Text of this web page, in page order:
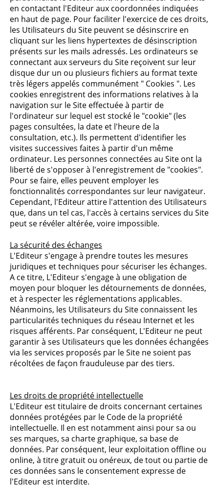
en contactant l'Editeur aux coordonnées indiquées
en haut de page. Pour faciliter l'exercice de ces droits,
les Utilisateurs du Site peuvent se désinscrire en
cliquant sur les liens hypertextes de désinscription
présents sur les mails adressés. Les ordinateurs se
connectant aux serveurs du Site reçoivent sur leur
disque dur un ou plusieurs fichiers au format texte
très légers appelés communément " Cookies ". Les
cookies enregistrent des informations relatives à la
navigation sur le Site effectuée à partir de
l'ordinateur sur lequel est stocké le "cookie" (les
pages consultées, la date et l'heure de la
consultation, etc.). Ils permettent d'identifier les
visites successives faites à partir d'un même
ordinateur. Les personnes connectées au Site ont la
liberté de s'opposer à l'enregistrement de "cookies".
Pour se faire, elles peuvent employer les
fonctionnalités correspondantes sur leur navigateur.
Cependant, l'Editeur attire l'attention des Utilisateurs
que, dans un tel cas, l'accès à certains services du Site
peut se révéler altérée, voire impossible.
La sécurité des échanges
L'Editeur s'engage à prendre toutes les mesures
juridiques et techniques pour sécuriser les échanges.
A ce titre, L'Editeur s'engage à une obligation de
moyen pour bloquer les détournements de données,
et à respecter les réglementations applicables.
Néanmoins, les Utilisateurs du Site connaissent les
particularités techniques du réseau Internet et les
risques afférents. Par conséquent, L'Editeur ne peut
garantir à ses Utilisateurs que les données échangées
via les services proposés par le Site ne soient pas
récoltées de façon frauduleuse par des tiers.
Les droits de propriété intellectuelle
L'Editeur est titulaire de droits concernant certaines
données protégées par le Code de la propriété
intellectuelle. Il en est notamment ainsi pour sa ou
ses marques, sa charte graphique, sa base de
données. Par conséquent, leur exploitation offline ou
online, à titre gratuit ou onéreux, de tout ou partie de
ces données sans le consentement expresse de
l'Editeur est interdite.